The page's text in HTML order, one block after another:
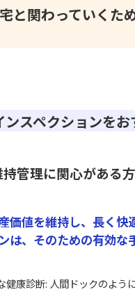
と関わっていくた
ンスペクションを
管理に関心がある方
価値を維持し、長く快
は、そのための有効な
健康診断: 人間ドックのよう